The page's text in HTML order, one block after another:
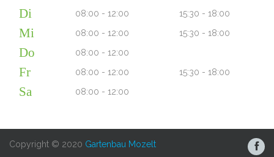
Di 08:00 - 12:00 15:30 - 18:00
Mi 08:00 - 12:00 15:30 - 18:00
Do 08:00 - 12:00
Fr 08:00 - 12:00 15:30 - 18:00
Sa 08:00 - 12:00
Copyright © 2020 Gartenbau Mozelt